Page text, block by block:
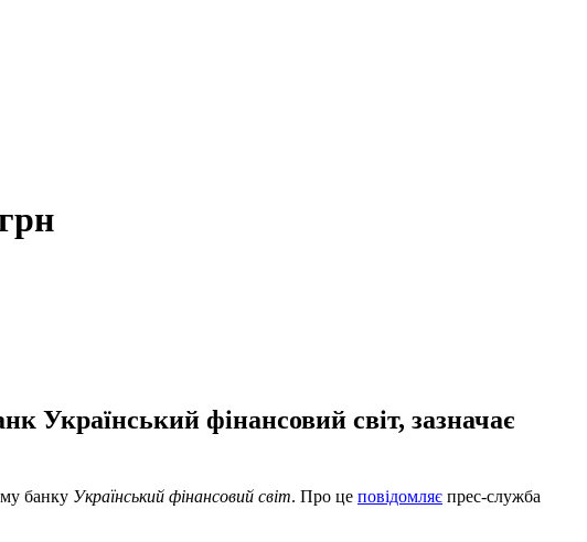
Український фінансовий світ, зазначає
банку Український фінансовий світ. Про це повідомляє прес-служба